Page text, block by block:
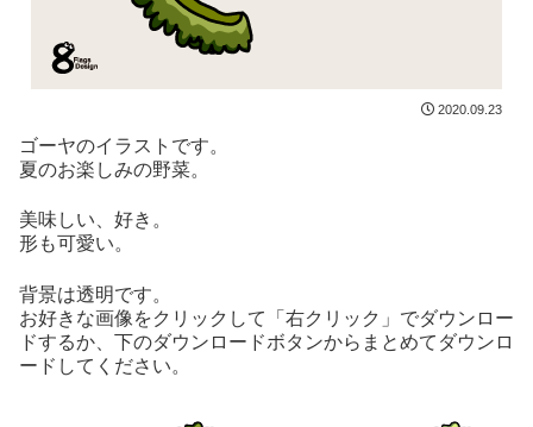
2020.09.23
ゴーヤのイラストです。
夏のお楽しみの野菜。
美味しい、好き。
形も可愛い。
背景は透明です。
お好きな画像をクリックして「右クリック」でダウンロー
ドするか、下のダウンロードボタンからまとめてダウンロ
ードしてください。